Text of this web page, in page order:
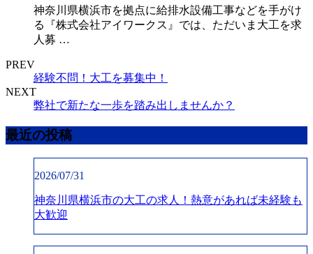
神奈川県横浜市を拠点に給排水設備工事などを手がけ
る『株式会社アイワークス』では、ただいま大工を求
人募 …
PREV
経験不問！大工を募集中！
NEXT
弊社で新たな一歩を踏み出しませんか？
最近の投稿
2026/07/31
神奈川県横浜市の大工の求人！熱意があれば未経験も
大歓迎